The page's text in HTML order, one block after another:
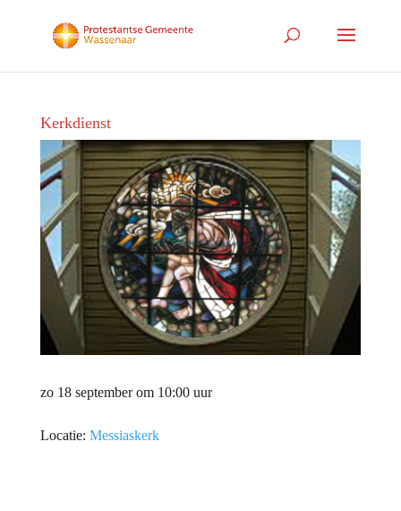
Kerkdienst
zo 18 september om 10:00 uur
Locatie: Messiaskerk